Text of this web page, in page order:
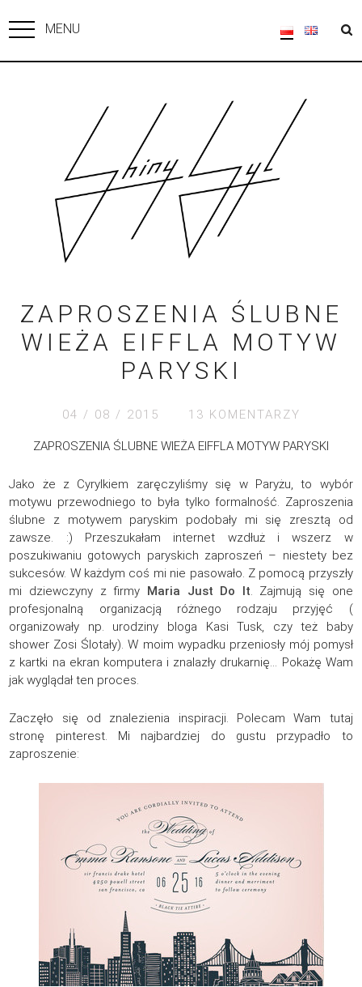
MENU
ZAPROSZENIA ŚLUBNE
WIEŻA EIFFLA MOTYW
PARYSKI
04 / 08 / 2015 13 KOMENTARZY
ZAPROSZENIA ŚLUBNE WIEŻA EIFFLA MOTYW PARYSKI
Jako że z Cyrylkiem zaręczyliśmy się w Paryżu, to wybór
motywu przewodniego to była tylko formalność. Zaproszenia
ślubne z motywem paryskim podobały mi się zresztą od
zawsze. :) Przeszukałam internet wzdłuż i wszerz w
poszukiwaniu gotowych paryskich zaproszeń – niestety bez
sukcesów. W każdym coś mi nie pasowało. Z pomocą przyszły
mi dziewczyny z firmy Maria Just Do It. Zajmują się one
profesjonalną organizacją różnego rodzaju przyjęć (
organizowały np. urodziny bloga Kasi Tusk, czy też baby
shower Zosi Ślotały). W moim wypadku przeniosły mój pomysł
z kartki na ekran komputera i znalazły drukarnię… Pokażę Wam
jak wyglądał ten proces.
Zaczęło się od znalezienia inspiracji. Polecam Wam tutaj
stronę pinterest. Mi najbardziej do gustu przypadło to
zaproszenie: